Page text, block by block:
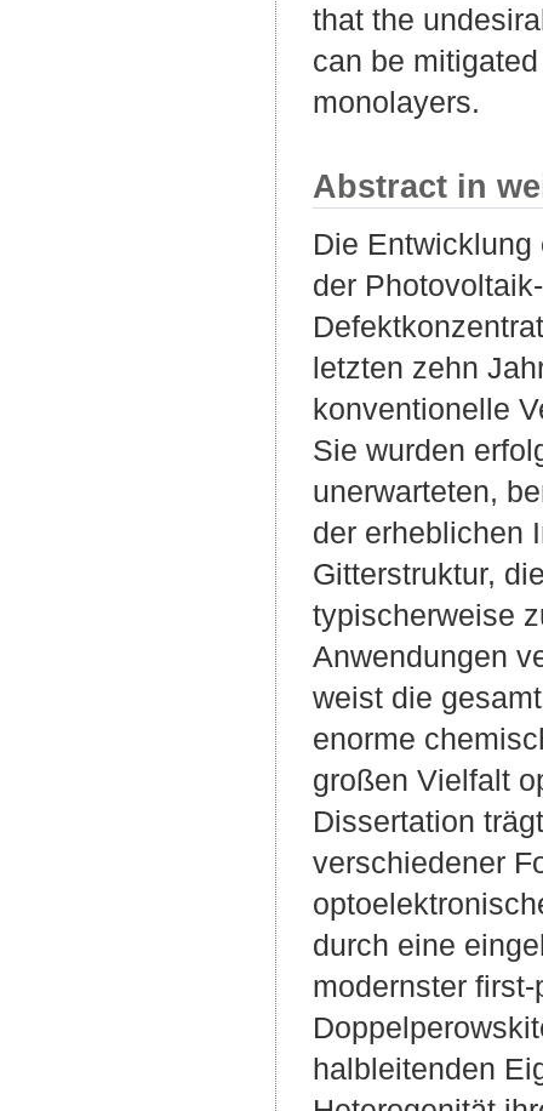
that the
can be
monolayers.
Abstract in
Die
der
letzten zehn
konventionelle
Sie wurden
unerwarteten,
der erheblichen
Gitterstruktur,
typischerweise
Anwendungen
weist die
enorme
großen Vielfalt
Dissertation
verschiedener
durch eine
modernster
halbleitenden